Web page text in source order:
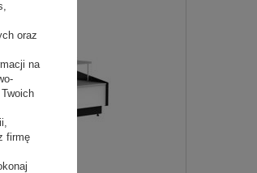
oraz
na
firmę